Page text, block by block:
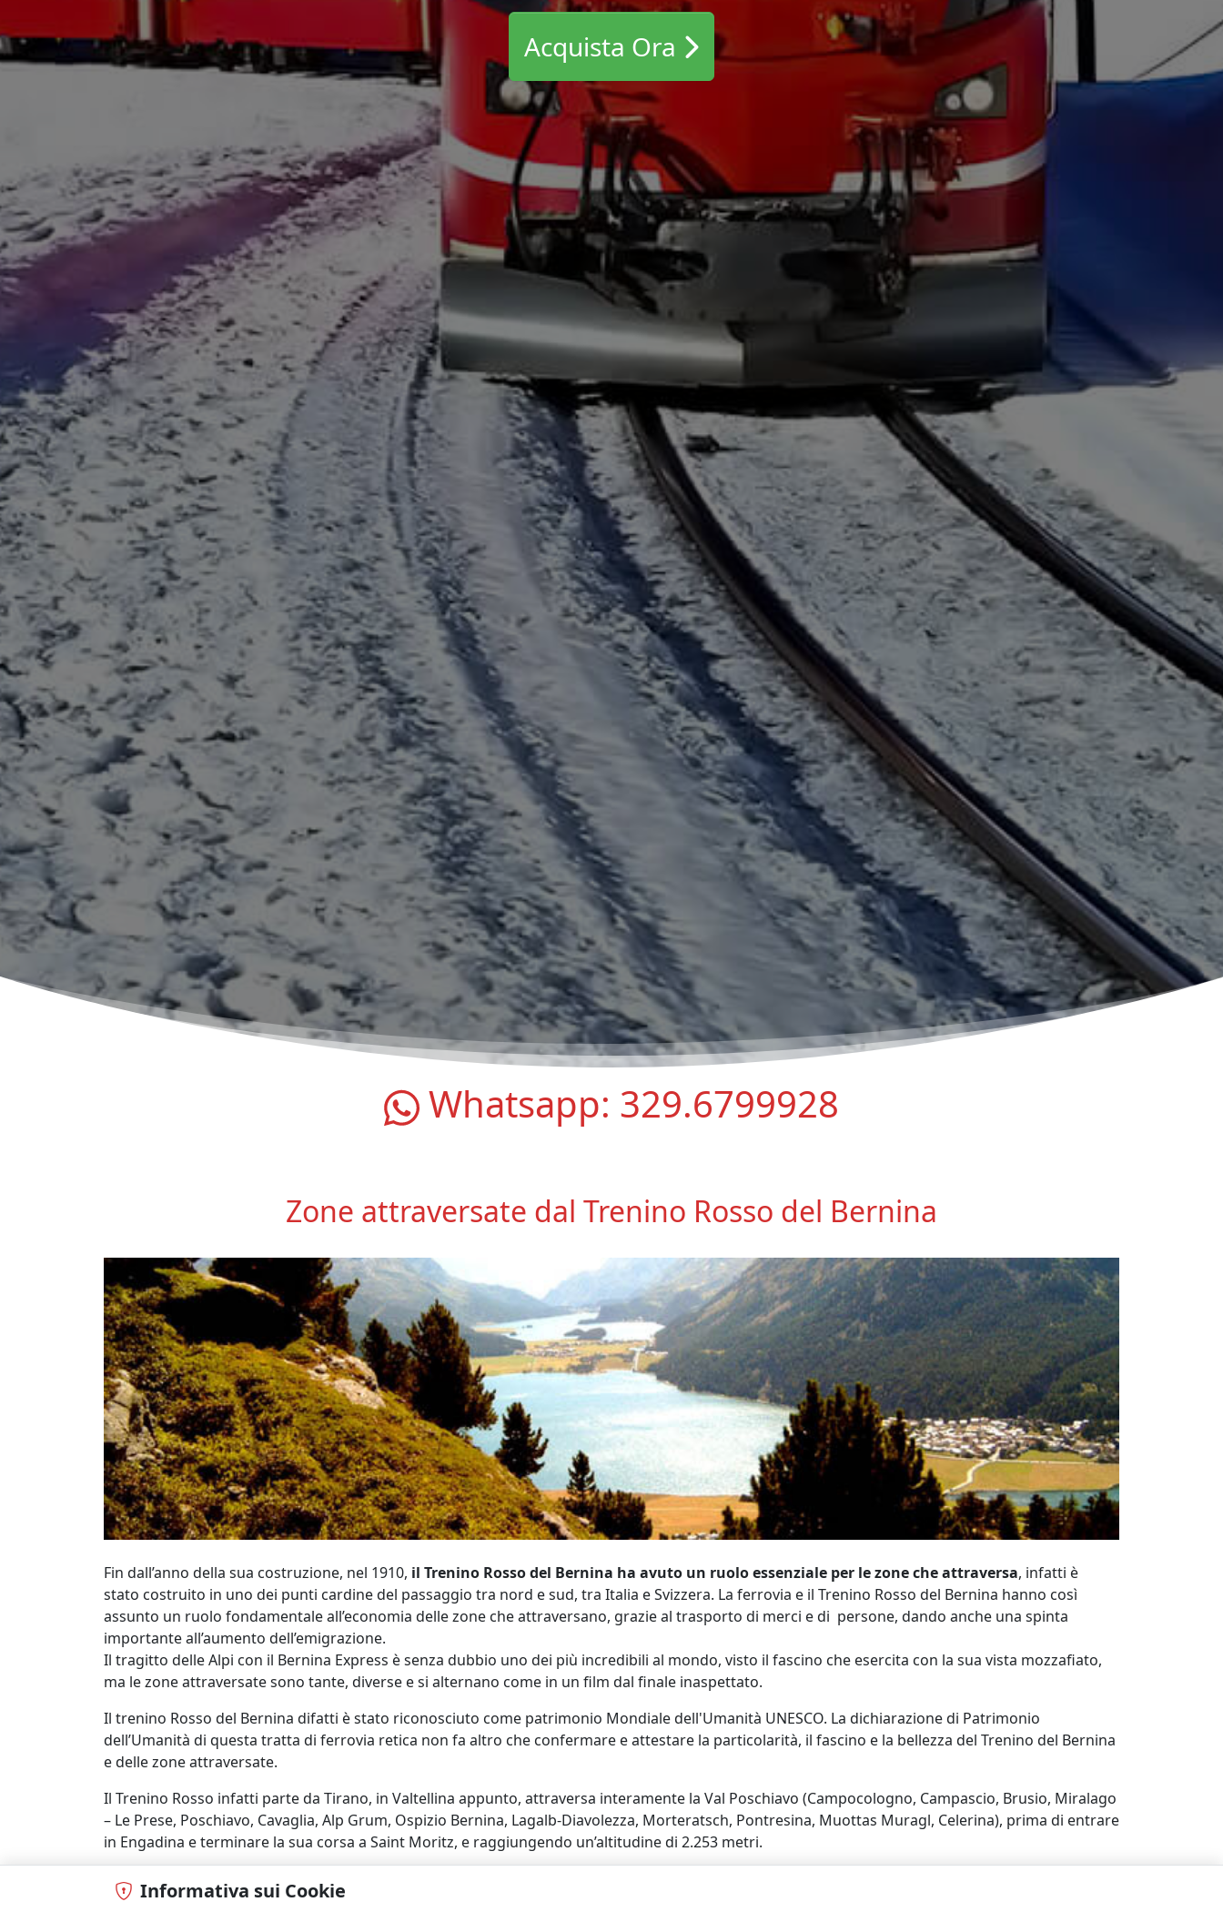
Acquista Ora
Whatsapp: 329.6799928
Zone attraversate dal Trenino Rosso del Bernina
Fin dall’anno della sua costruzione, nel 1910, il Trenino Rosso del Bernina ha avuto un ruolo essenziale per le zone che attraversa, infatti è
stato costruito in uno dei punti cardine del passaggio tra nord e sud, tra Italia e Svizzera. La ferrovia e il Trenino Rosso del Bernina hanno così
assunto un ruolo fondamentale all’economia delle zone che attraversano, grazie al trasporto di merci e di persone, dando anche una spinta
importante all’aumento dell’emigrazione.
Il tragitto delle Alpi con il Bernina Express è senza dubbio uno dei più incredibili al mondo, visto il fascino che esercita con la sua vista mozzafiato,
ma le zone attraversate sono tante, diverse e si alternano come in un film dal finale inaspettato.
Il trenino Rosso del Bernina difatti è stato riconosciuto come patrimonio Mondiale dell'Umanità UNESCO. La dichiarazione di Patrimonio
dell’Umanità di questa tratta di ferrovia retica non fa altro che confermare e attestare la particolarità, il fascino e la bellezza del Trenino del Bernina
e delle zone attraversate.
Il Trenino Rosso infatti parte da Tirano, in Valtellina appunto, attraversa interamente la Val Poschiavo (Campocologno, Campascio, Brusio, Miralago
– Le Prese, Poschiavo, Cavaglia, Alp Grum, Ospizio Bernina, Lagalb-Diavolezza, Morteratsch, Pontresina, Muottas Muragl, Celerina), prima di entrare
in Engadina e terminare la sua corsa a Saint Moritz, e raggiungendo un’altitudine di 2.253 metri.
Il Trenino Rosso non si ferma mai e viaggia tutto l’anno, esso è dotato di moderne e accoglienti carrozze, dove potrai goderti il paesaggio attorno a
Informativa sui Cookie